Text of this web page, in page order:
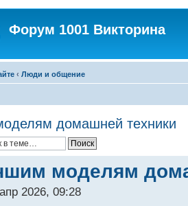
Форум 1001 Викторина
‹ Люди и общение
домашней техники
моделям
2026, 09:28